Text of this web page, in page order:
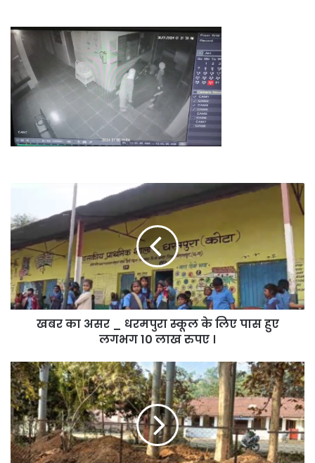
असर
_
धरमपुरा
स्कूल
के
लिए
पास
लाख
रुपए
।
खबर का असर _ धरमपुरा स्कूल के लिए पास हुए
लगभग 10 लाख रुपए ।
गार्डन
उजाड़
बिना
टेंडर
,
निविदा
के